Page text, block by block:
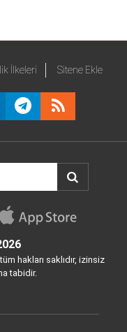
İlkeleri Sitene Ekle
hakları saklıdır, izinsiz
tabidir.